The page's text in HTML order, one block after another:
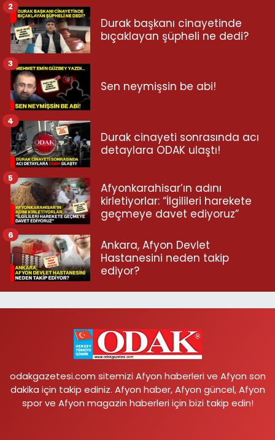
Durak başkanı cinayetinde
bıçaklayan şüpheli ne dedi?
2
Sen neymişsin be abi!
3
Durak cinayeti sonrasında acı
detaylara ODAK ulaştı!
4
Afyonkarahisar’ın adını
kirletiyorlar: “İlgilileri harekete
geçmeye davet ediyoruz”
5
Ankara, Afyon Devlet
Hastanesini neden takip
ediyor?
6
odakgazetesi.com sitemizi Afyon haberleri ve Afyon son
dakika için takip ediniz. Afyon haber, Afyon güncel, Afyon
spor ve Afyon magazin haberleri için bizi takip edin!